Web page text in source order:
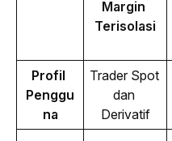
Margin
Terisolasi
Profil
Penggu
na
Trader Spot
dan
Derivatif